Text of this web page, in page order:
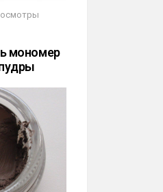
мономер